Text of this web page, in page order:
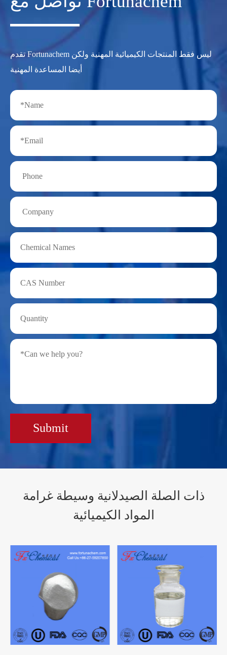
تقدم Fortunachem ليس فقط المنتجات الكيميائية المهنية ولكن
أيضا المساعدة المهنية
Submit
ذات الصلة الصيدلانية وسيطة غرامة
المواد الكيميائية